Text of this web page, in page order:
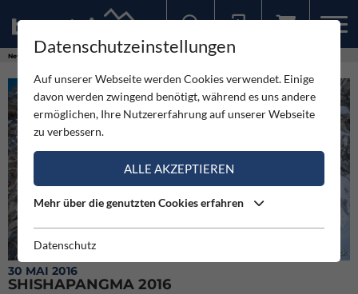
News
Nice climbing on the British Route (c) Ueli Steck
30 MAI 2016
SHISHAPANGMA 2016
Datenschutzeinstellungen
Auf unserer Webseite werden Cookies verwendet. Einige
davon werden zwingend benötigt, während es uns andere
ermöglichen, Ihre Nutzererfahrung auf unserer Webseite
zu verbessern.
ALLE AKZEPTIEREN
Mehr über die genutzten Cookies erfahren
Datenschutz